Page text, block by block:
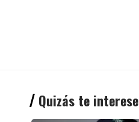
Quizás te interese